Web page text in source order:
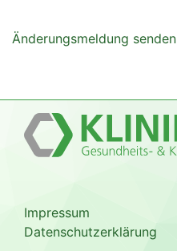
Änderungsmeldung senden
Impressum
Datenschutzerklärung